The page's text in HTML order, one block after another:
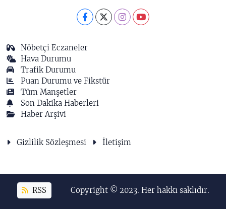
Nöbetçi Eczaneler
Hava Durumu
Trafik Durumu
Puan Durumu ve Fikstür
Tüm Manşetler
Son Dakika Haberleri
Haber Arşivi
Gizlilik Sözleşmesi İletişim
RSS Copyright © 2023. Her hakkı saklıdır.